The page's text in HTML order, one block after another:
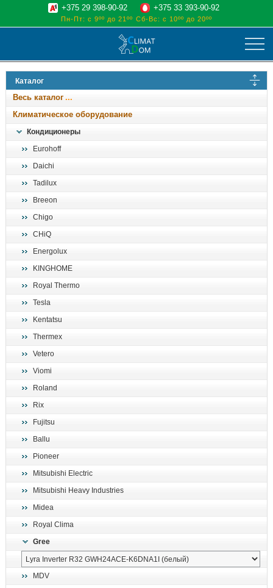
климат
отопительные котлы
водоснабжение
+375 29 398-90-92 +375 33 393-90-92
Пн-Пт: с 9ºº до 21ºº Сб-Вс: с 10ºº до 20ºº
Каталог
Весь каталог
Климатическое оборудование
Кондиционеры
Eurohoff
Daichi
Tadilux
Breeon
Chigo
CHiQ
Energolux
KINGHOME
Royal Thermo
Tesla
Kentatsu
Thermex
Vetero
Viomi
Roland
Rix
Fujitsu
Ballu
Pioneer
Mitsubishi Electric
Mitsubishi Heavy Industries
Midea
Royal Clima
Gree
MDV